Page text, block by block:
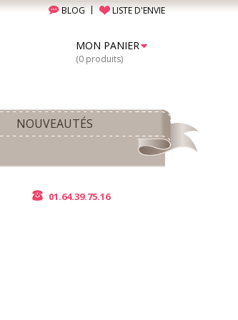
BLOG LISTE D'ENVIE
MON PANIER
(0 produits)
NOUVEAUTÉS
01.64.39.75.16